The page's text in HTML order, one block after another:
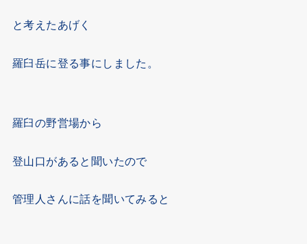
と考えたあげく
羅臼岳に登る事にしました。
羅臼の野営場から
登山口があると聞いたので
管理人さんに話を聞いてみると